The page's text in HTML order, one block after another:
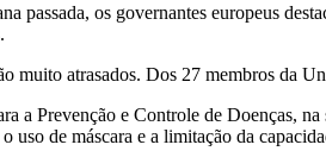
passada, os governantes europeus
muito atrasados. Dos 27 membros da
a Prevenção e Controle de Doenças,
uso de máscara e a limitação da